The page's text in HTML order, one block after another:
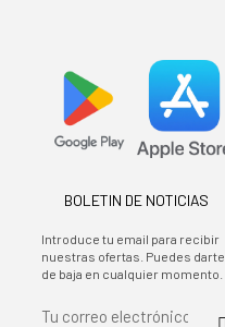
BOLETIN DE NOTICIAS
Introduce tu email para recibir
nuestras ofertas. Puedes darte
de baja en cualquier momento.